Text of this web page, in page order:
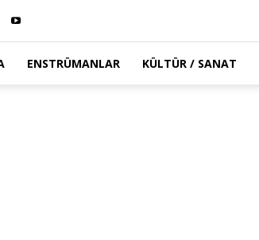
ENSTRÜMANLAR KÜLTÜR / SANAT